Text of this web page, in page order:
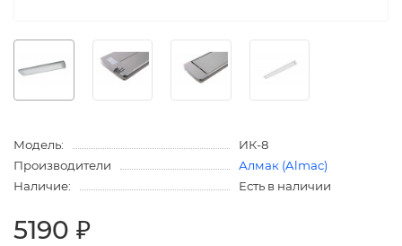
Модель:
ИК-8
Производители
Алмак (Almac)
Наличие:
Есть в наличии
5190 ₽